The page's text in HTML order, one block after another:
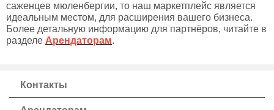
саженцев мюленбергии, то наш маркетплейс является
идеальным местом, для расширения вашего бизнеса.
Более детальную информацию для партнёров, читайте в
разделе Арендаторам.
Контакты